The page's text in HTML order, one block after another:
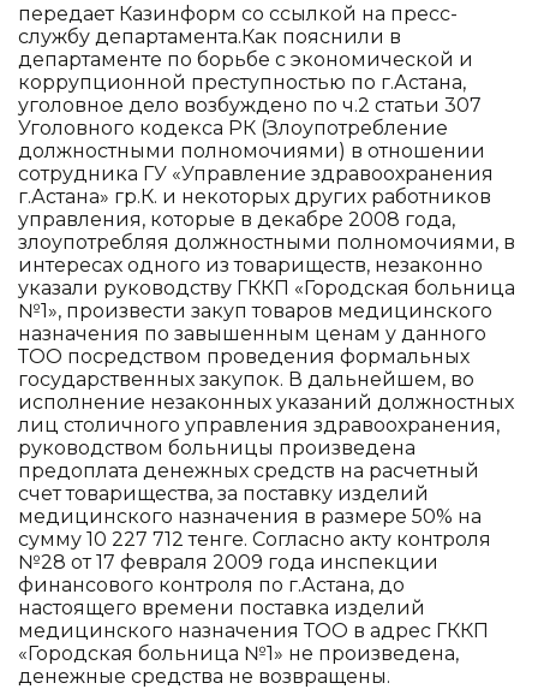
передает Казинформ со ссылкой на пресс-
службу департамента.Как пояснили в
департаменте по борьбе с экономической и
коррупционной преступностью по г.Астана,
уголовное дело возбуждено по ч.2 статьи 307
Уголовного кодекса РК (Злоупотребление
должностными полномочиями) в отношении
сотрудника ГУ «Управление здравоохранения
г.Астана» гр.К. и некоторых других работников
управления, которые в декабре 2008 года,
злоупотребляя должностными полномочиями, в
интересах одного из товариществ, незаконно
указали руководству ГККП «Городская больница
№1», произвести закуп товаров медицинского
назначения по завышенным ценам у данного
ТОО посредством проведения формальных
государственных закупок. В дальнейшем, во
исполнение незаконных указаний должностных
лиц столичного управления здравоохранения,
руководством больницы произведена
предоплата денежных средств на расчетный
счет товарищества, за поставку изделий
медицинского назначения в размере 50% на
сумму 10 227 712 тенге. Согласно акту контроля
№28 от 17 февраля 2009 года инспекции
финансового контроля по г.Астана, до
настоящего времени поставка изделий
медицинского назначения ТОО в адрес ГККП
«Городская больница №1» не произведена,
денежные средства не возвращены.